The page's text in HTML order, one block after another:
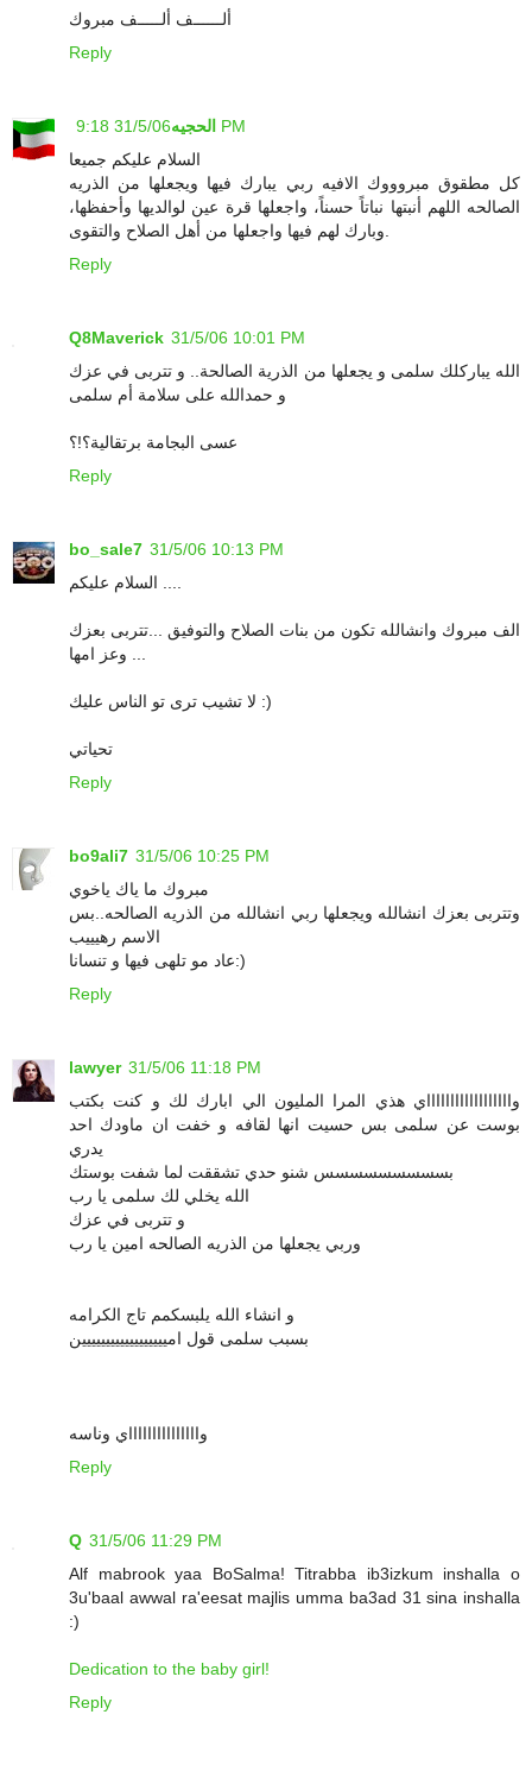
ألــــــف ألـــــف مبروك
Reply
الحجيه 31/5/06 9:18 PM
السلام عليكم جميعا
كل مطقوق مبروووك الافيه ربي يبارك فيها ويجعلها من الذريه
الصالحه اللهم أنبتها نباتاً حسناً، واجعلها قرة عين لوالديها وأحفظها،
Reply
Q8Maverick 31/5/06 10:01 PM
الله يباركلك سلمى و يجعلها من الذرية الصالحة.. و تتربى في عزك
و حمدالله على سلامة أم سلمى
عسى البجامة برتقالية؟!؟
Reply
bo_sale7 31/5/06 10:13 PM
الف مبروك وانشالله تكون من بنات الصلاح والتوفيق ...تتربى بعزك
لا تشيب ترى تو الناس عليك :)
تحياتي
Reply
bo9ali7 31/5/06 10:25 PM
مبروك ما ياك ياخوي
وتتربى بعزك انشالله ويجعلها ربي انشالله من الذريه الصالحه..بس
الاسم رهيييب
عاد مو تلهى فيها و تنسانا:)
Reply
lawyer 31/5/06 11:18 PM
وااااااااااااااااااي هذي المرا المليون الي ابارك لك و كنت بكتب
بوست عن سلمى بس حسيت انها لقافه و خفت ان ماودك احد
يدري
بسسسسسسسسس شنو حدي تشققت لما شفت بوستك
الله يخلي لك سلمى يا رب
و تتربى في عزك
وربي يجعلها من الذريه الصالحه امين يا رب
و انشاء الله يلبسكمم تاج الكرامه
بسبب سلمى قول اميييييييييييييييييين
واااااااااااااااي وناسه
Reply
Q 31/5/06 11:29 PM
Alf mabrook yaa BoSalma! Titrabba ib3izkum inshalla o
3u'baal awwal ra'eesat majlis umma ba3ad 31 sina inshalla
:)
Dedication to the baby girl!
Reply